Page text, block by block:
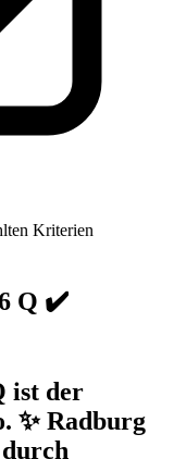
Kriterien
Q ✔️
ist der
✨ Radburg